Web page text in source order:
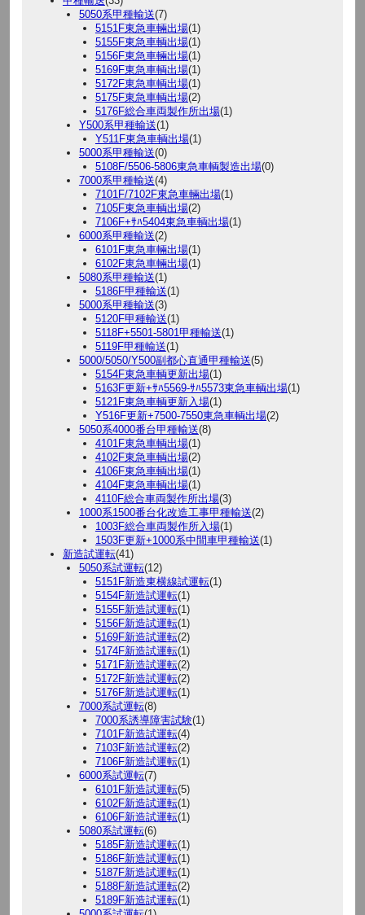
5050系甲種輸送(7)
5151F東急車輛出場(1)
5155F東急車輌出場(1)
5156F東急車輛出場(1)
5169F東急車輌出場(1)
5172F東急車輌出場(1)
5175F東急車輌出場(2)
5176F総合車両製作所出場(1)
Y500系甲種輸送(1)
Y511F東急車輌出場(1)
5000系甲種輸送(0)
5108F/5506-5806東急車輌製造出場(0)
7000系甲種輸送(4)
7101F/7102F東急車輛出場(1)
7105F東急車輌出場(2)
7106F+ｻﾊ5404東急車輌出場(1)
6000系甲種輸送(2)
6101F東急車輛出場(1)
6102F東急車輛出場(1)
5080系甲種輸送(1)
5186F甲種輸送(1)
5000系甲種輸送(3)
5120F甲種輸送(1)
5118F+5501-5801甲種輸送(1)
5119F甲種輸送(1)
5000/5050/Y500副都心直通甲種輸送(5)
5154F東急車輌更新出場(1)
5163F更新+ｻﾊ5569-ｻﾊ5573東急車輌出場(1)
5121F東急車輌更新入場(1)
Y516F更新+7500-7550東急車輌出場(2)
5050系4000番台甲種輸送(8)
4101F東急車輌出場(1)
4102F東急車輌出場(2)
4106F東急車輌出場(1)
4104F東急車輌出場(1)
4110F総合車両製作所出場(3)
1000系1500番台化改造工事甲種輸送(2)
1003F総合車両製作所入場(1)
1503F更新+1000系中間車甲種輸送(1)
新造試運転(41)
5050系試運転(12)
5151F新造東横線試運転(1)
5154F新造試運転(1)
5155F新造試運転(1)
5156F新造試運転(1)
5169F新造試運転(2)
5174F新造試運転(1)
5171F新造試運転(2)
5172F新造試運転(2)
5176F新造試運転(1)
7000系試運転(8)
7000系誘導障害試験(1)
7101F新造試運転(4)
7103F新造試運転(2)
7106F新造試運転(1)
6000系試運転(7)
6101F新造試運転(5)
6102F新造試運転(1)
6106F新造試運転(1)
5080系試運転(6)
5185F新造試運転(1)
5186F新造試運転(1)
5187F新造試運転(1)
5188F新造試運転(2)
5189F新造試運転(1)